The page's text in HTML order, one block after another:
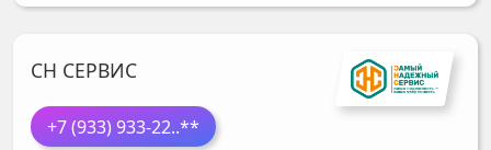
СН СЕРВИС
+7 (933) 933-22..**